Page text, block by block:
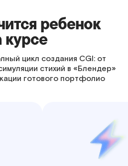
ребенок
курсе
цикл создания CGI: от
стихий в «Блендер»
готового портфолио